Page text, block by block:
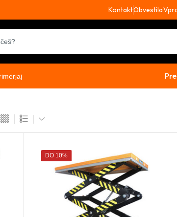
KontaktObvestila
DO 10%